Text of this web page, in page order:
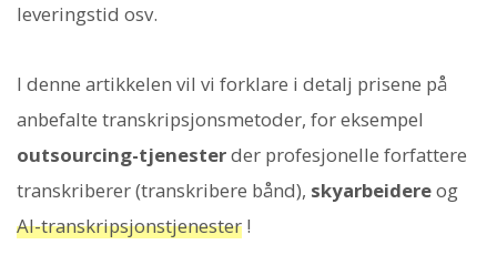
leveringstid osv.
I denne artikkelen vil vi forklare i detalj prisene på
anbefalte transkripsjonsmetoder, for eksempel
outsourcing-tjenesterder profesjonelle forfattere
transkriberer (transkribere bånd), skyarbeidereog
AI-transkripsjonstjenester !